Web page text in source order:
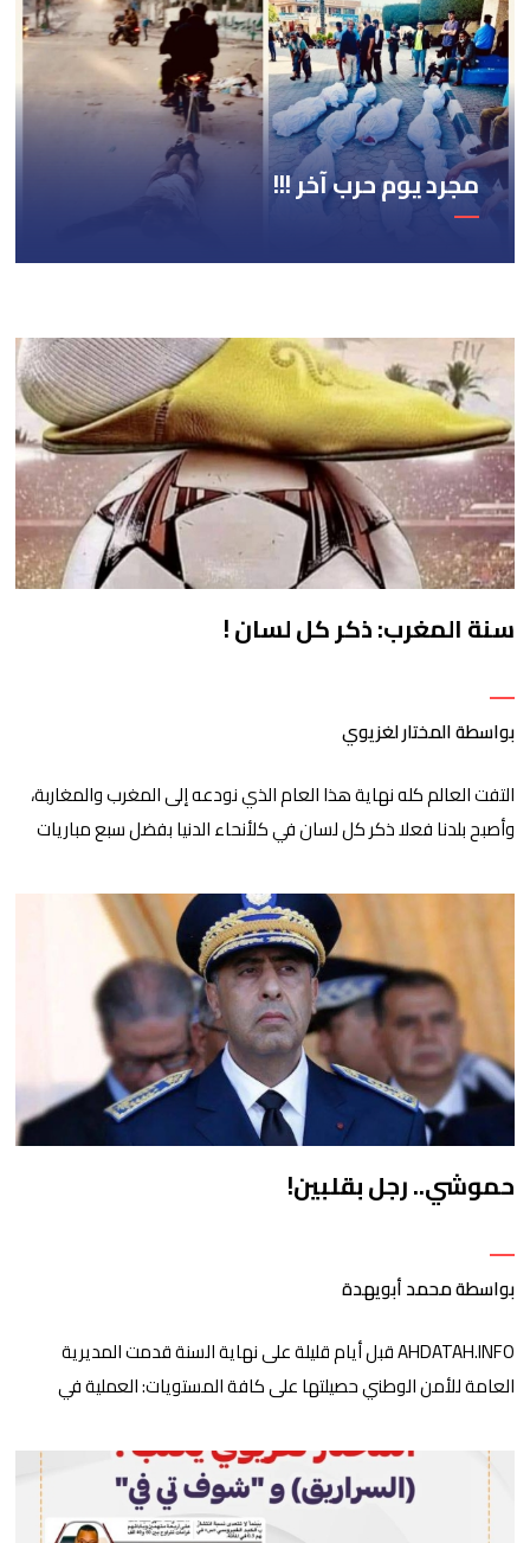
مجرد يوم حرب آخر !!!
سنة المغرب: ذكر كل لسان !
بواسطة المختار لغزيوي
التفت العالم كله نهاية هذا العام الذي نودعه إلى المغرب والمغاربة،
وأصبح بلدنا فعلا ذكر كل لسان في كلأنحاء الدنيا بفضل سبع مباريات
مكان. وحقيقة، لم نكن نحلم – نحن المغاربة – بنهاية سنة أسعد من
هاته، تجاوزنا فيها الفرح الكروي العابر، لكيننخرط […]
حموشي.. رجل بقلبين!
بواسطة محمد أبويهدة
AHDATAH.INFO قبل أيام قليلة على نهاية السنة قدمت المديرية
العامة للأمن الوطني حصيلتها على كافة المستويات: العملية في
مستوى العنصر البشري. هذه المؤسسة هي من القلائل التي يصر
مديرها عبد اللطيف حموشي على الاحتفاظ بهذا التقليد، حيث تعمد إلى
نشر معطيات وبيانات تتعلق بعملها في […]